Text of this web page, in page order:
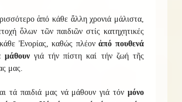
ἀπό κάθε ἄλλη χρονιά μάλιστα,
ὅλων τῶν παιδιῶν στίς κατηχητικές
κάθε Ἐνορίας, καθώς πλέονἀπό πουθενά
μάθουνγιά τήν πίστη καί τήν ζωή τῆς
μας.
τά παιδιά μας νά μάθουν γιά τόν μόνο